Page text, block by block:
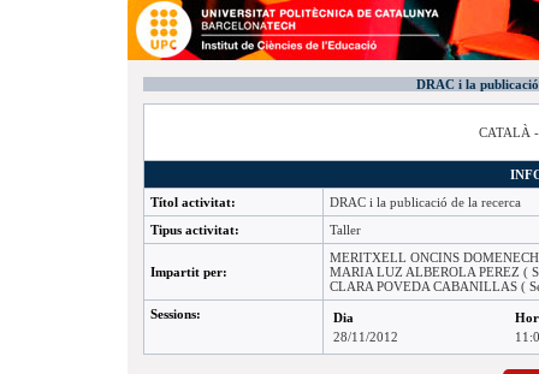
DRAC i la
CATALÀ
Títol activitat:
DRAC i la publicació de la recerca
Tipus activitat:
Taller
Impartit per:
MERITXELL ONCINS
MARIA LUZ ALBEROLA PEREZ (
CLARA POVEDA CABANILLAS (
Sessions:
Dia
28/11/2012